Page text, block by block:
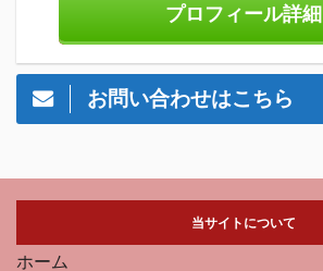
プロフィール詳細
お問い合わせはこちら
当サイトについて
ホーム